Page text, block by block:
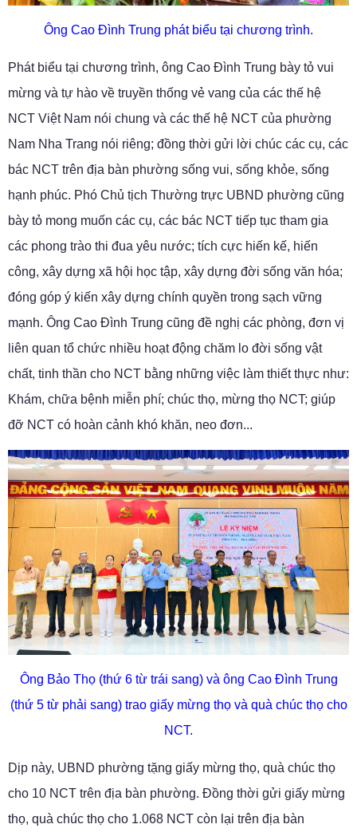
Ông Cao Đình Trung phát biểu tại chương trình.
Phát biểu tại chương trình, ông Cao Đình Trung bày tỏ vui
mừng và tự hào về truyền thống vẻ vang của các thế hệ
NCT Việt Nam nói chung và các thế hệ NCT của phường
Nam Nha Trang nói riêng; đồng thời gửi lời chúc các cụ, các
bác NCT trên địa bàn phường sống vui, sống khỏe, sống
hạnh phúc. Phó Chủ tịch Thường trực UBND phường cũng
bày tỏ mong muốn các cụ, các bác NCT tiếp tục tham gia
các phong trào thi đua yêu nước; tích cực hiến kế, hiến
công, xây dựng xã hội học tập, xây dựng đời sống văn hóa;
đóng góp ý kiến xây dựng chính quyền trong sạch vững
mạnh. Ông Cao Đình Trung cũng đề nghị các phòng, đơn vị
liên quan tổ chức nhiều hoạt động chăm lo đời sống vật
chất, tinh thần cho NCT bằng những việc làm thiết thực như:
Khám, chữa bệnh miễn phí; chúc thọ, mừng thọ NCT; giúp
đỡ NCT có hoàn cảnh khó khăn, neo đơn...
Ông Bảo Thọ (thứ 6 từ trái sang) và ông Cao Đình Trung
(thứ 5 từ phải sang) trao giấy mừng thọ và quà chúc thọ cho
NCT.
Dịp này, UBND phường tặng giấy mừng thọ, quà chúc thọ
cho 10 NCT trên địa bàn phường. Đồng thời gửi giấy mừng
thọ, quà chúc thọ cho 1.068 NCT còn lại trên địa bàn